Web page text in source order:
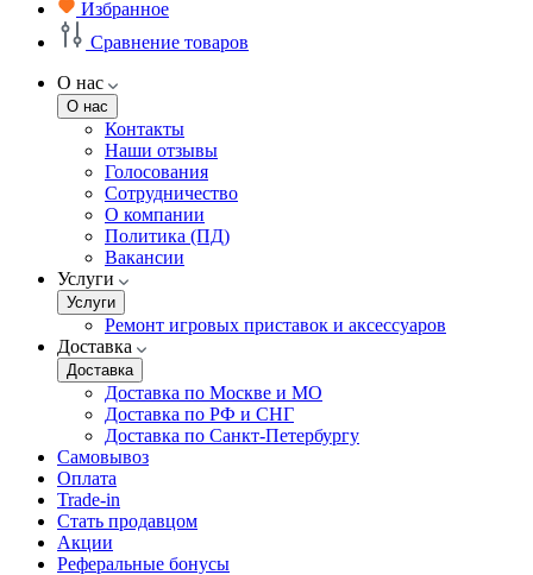
Избранное
Сравнение товаров
О нас
О нас
Контакты
Наши отзывы
Голосования
Сотрудничество
О компании
Политика (ПД)
Вакансии
Услуги
Услуги
Ремонт игровых приставок и аксессуаров
Доставка
Доставка
Доставка по Москве и МО
Доставка по РФ и СНГ
Доставка по Санкт-Петербургу
Самовывоз
Оплата
Trade-in
Стать продавцом
Акции
Реферальные бонусы